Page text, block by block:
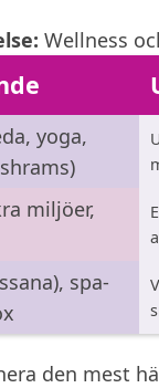
Wellness
yoga,
miljöer,
spa-
den mest